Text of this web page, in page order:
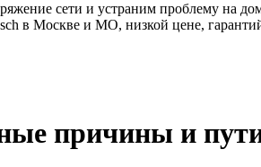
сети и устраним проблему на
в Москве и МО, низкой цене,
причины и